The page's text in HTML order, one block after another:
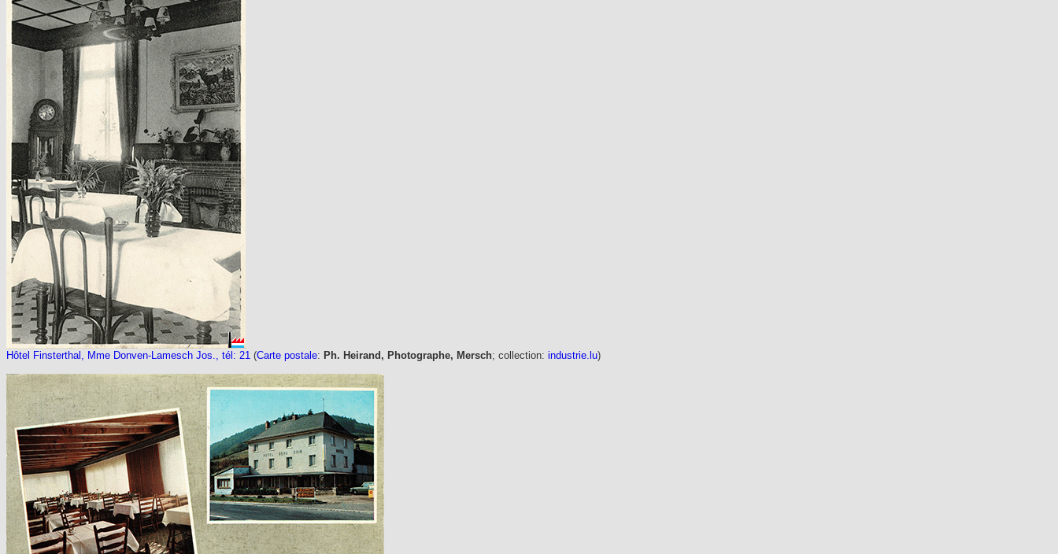
Hôtel Finsterthal, Mme Donven-Lamesch Jos., tél: 21 (Carte postale: Ph. Heirand, Photographe, Mersch; collection: industrie.lu)